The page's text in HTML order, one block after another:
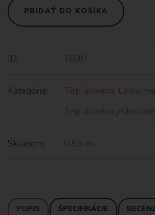
PRIDAŤ DO KOŠÍKA
ID: 1890
Kategórie: Teplákovina, Látky
Teplákovina
Skladom: 0.55 m
POPIS ŠPECIFIKÁCIE